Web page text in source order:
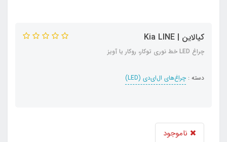
کیالاین | Kia LINE
چراغ LED خط نوری توکار، روکار یا آویز
دسته : چراغ‌های ال‌ای‌دی (LED)
ناموجود